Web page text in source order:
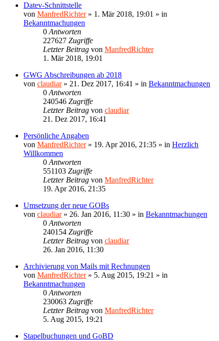
Datev-Schnittstelle
von ManfredRichter» 1. Mär 2018, 19:01 » in
Bekanntmachungen
0 Antworten
227627 Zugriffe
Letzter Beitrag von ManfredRichter
1. Mär 2018, 19:01
GWG Abschreibungen ab 2018
von claudiar» 21. Dez 2017, 16:41 » in Bekanntmachungen
0 Antworten
240546 Zugriffe
Letzter Beitrag von claudiar
21. Dez 2017, 16:41
Persönliche Angaben
von ManfredRichter» 19. Apr 2016, 21:35 » in Herzlich
Willkommen
0 Antworten
551103 Zugriffe
Letzter Beitrag von ManfredRichter
19. Apr 2016, 21:35
Umsetzung der neue GOBs
von claudiar» 26. Jan 2016, 11:30 » in Bekanntmachungen
0 Antworten
240154 Zugriffe
Letzter Beitrag von claudiar
26. Jan 2016, 11:30
Archivierung von Mails mit Rechnungen
von ManfredRichter» 5. Aug 2015, 19:21 » in
Bekanntmachungen
0 Antworten
230063 Zugriffe
Letzter Beitrag von ManfredRichter
5. Aug 2015, 19:21
Stapelbuchungen und GoBD